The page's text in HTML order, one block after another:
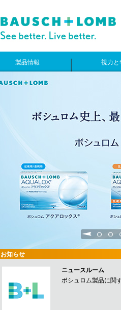
製品情報 視力と
1 2
お知らせ
ニュースルーム
ボシュロム製品に関